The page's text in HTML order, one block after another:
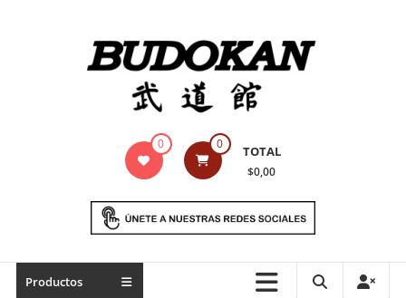
Indumentaria
marciales
Todo
0 0 TOTAL
$0,00
Productos